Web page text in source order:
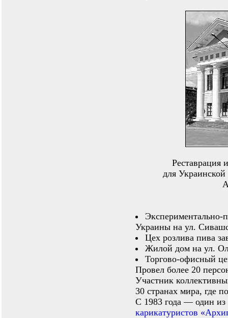
Реставрация
для
Экспериментально-
Украины на ул.
Цех розлива пива
Жилой дом на ул.
Торгово-офисный
Провел более 20
Участник
30 странах мира, где
С 1983 года — один из
карикатуристов